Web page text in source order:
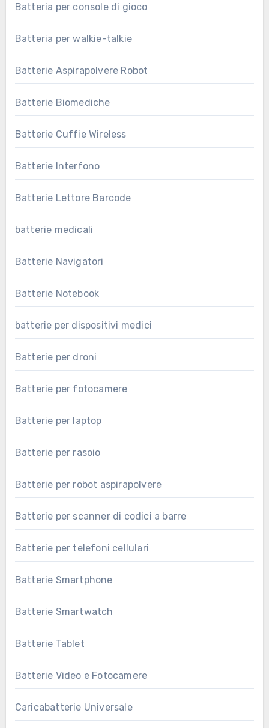
Batteria per console di gioco
Batteria per walkie-talkie
Batterie Aspirapolvere Robot
Batterie Biomediche
Batterie Cuffie Wireless
Batterie Interfono
Batterie Lettore Barcode
batterie medicali
Batterie Navigatori
Batterie Notebook
batterie per dispositivi medici
Batterie per droni
Batterie per fotocamere
Batterie per laptop
Batterie per rasoio
Batterie per robot aspirapolvere
Batterie per scanner di codici a barre
Batterie per telefoni cellulari
Batterie Smartphone
Batterie Smartwatch
Batterie Tablet
Batterie Video e Fotocamere
Caricabatterie Universale